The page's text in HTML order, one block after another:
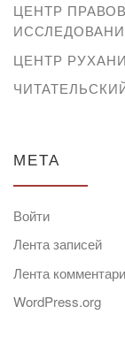
ЦЕНТР
ЦЕНТР
МЕТА
Войти
Лента записей
Лента
WordPress.org